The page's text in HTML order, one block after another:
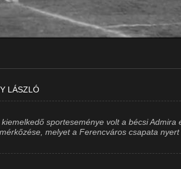
LÁSZLÓ
sporteseménye volt a bécsi Admira
melyet a Ferencváros csapata